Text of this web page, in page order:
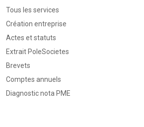
Tous les services
Création entreprise
Actes et statuts
Extrait PoleSocietes
Brevets
Comptes annuels
Diagnostic nota PME